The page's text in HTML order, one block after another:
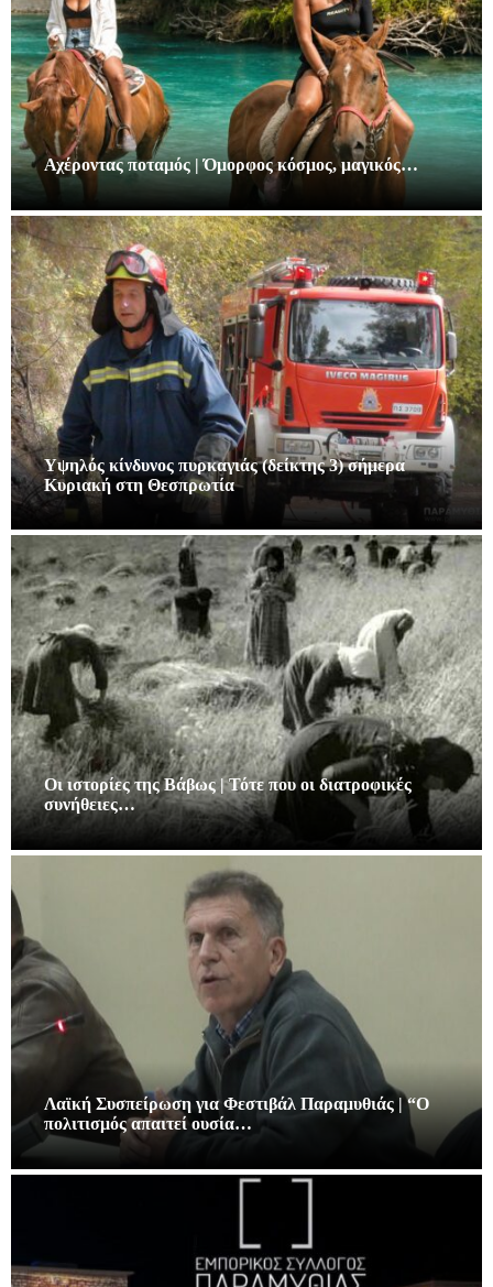
Αχέροντας ποταμός | Όμορφος κόσμος, μαγικός…
Υψηλός κίνδυνος πυρκαγιάς (δείκτης 3) σήμερα
Κυριακή στη Θεσπρωτία
Οι ιστορίες της Βάβως | Τότε που οι διατροφικές
συνήθειες…
Λαϊκή Συσπείρωση για Φεστιβάλ Παραμυθιάς | “Ο
πολιτισμός απαιτεί ουσία…